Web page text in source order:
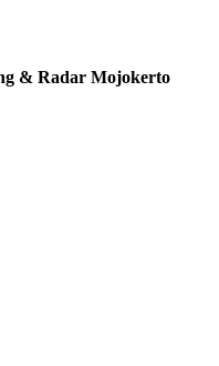
& Radar Mojokerto